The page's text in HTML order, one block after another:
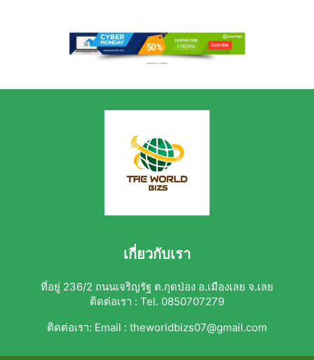
เกี่ยวกับเรา
ที่อยู่ 236/2 ถนนเจริญรัฐ ต.กุดป่อง อ.เมืองเลย จ.เลย
ติดต่อเรา : Tel. 0850707279
ติดต่อเรา: Email : theworldbizs07@gmail.com